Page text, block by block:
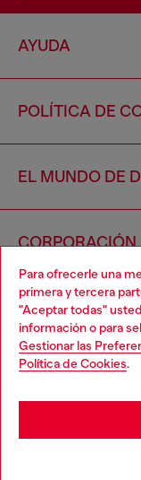
Para ofrecerle una
primera y tercera
"Aceptar todas"
información o para
Gestionar las
Política de Cookies.
AYUDA
POLÍTICA DE
EL MUNDO DE
CORPORACIÓN
Copyright © 2026
No vendas